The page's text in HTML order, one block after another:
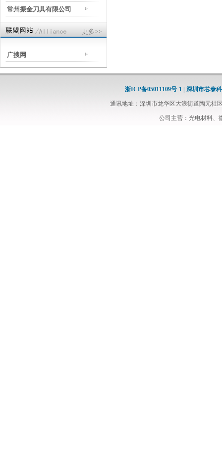
常州振金刀具有限公司
更多>>
广搜网
浙ICP备05011109号-1 | 深圳市芯泰
通讯地址：深圳市龙华区大浪街道陶元社
公司主营：光电材料、